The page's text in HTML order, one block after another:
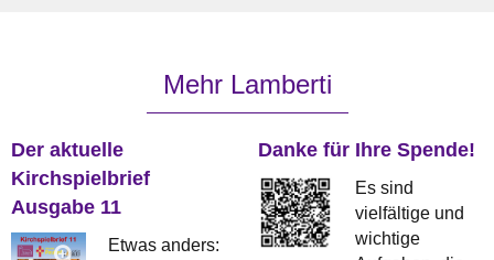
Mehr Lamberti
Der aktuelle
Kirchspielbrief
Ausgabe 11
Etwas anders:
Danke für Ihre Spende!
Es sind
vielfältige und
wichtige